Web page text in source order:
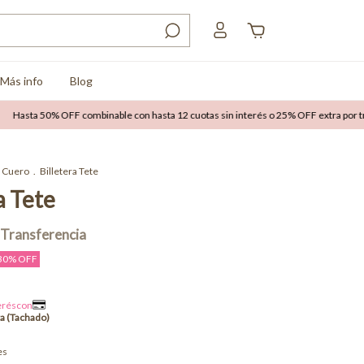
Más info Blog
50% OFF combinable con hasta 12 cuotas sin interés o 25% OFF extra por
Cuero . Billetera Tete
Tete
% OFF